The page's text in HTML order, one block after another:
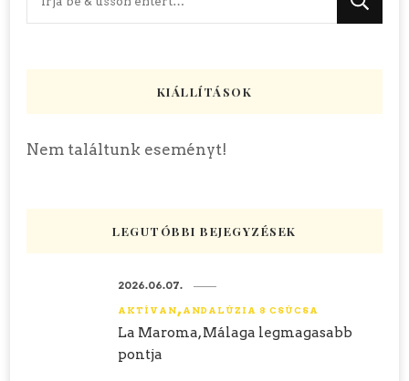
KIÁLLÍTÁSOK
Nem találtunk eseményt!
LEGUTÓBBI BEJEGYZÉSEK
AKTÍVAN ANDALÚZIA 8 CSÚCSA
La Maroma, Málaga legmagasabb
pontja
2026.06.07.